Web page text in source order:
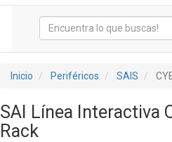
Inicio Periféricos SAIS
SAI Línea Interactiva
Rack